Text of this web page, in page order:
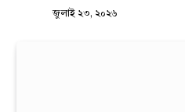
জুলাই ২৩, ২০২৬